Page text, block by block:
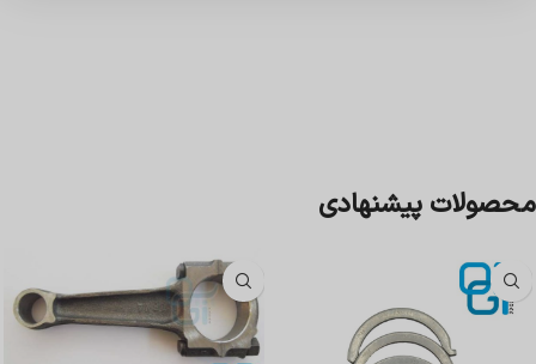
محصولات پیشنهادی